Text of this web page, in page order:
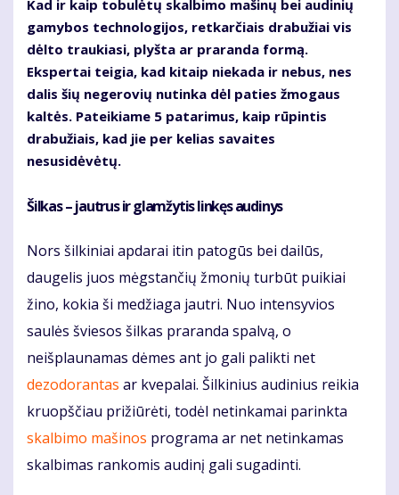
Kad ir kaip tobulėtų skalbimo mašinų bei audinių
gamybos technologijos, retkarčiais drabužiai vis
dėlto traukiasi, plyšta ar praranda formą.
Ekspertai teigia, kad kitaip niekada ir nebus, nes
dalis šių negerovių nutinka dėl paties žmogaus
kaltės. Pateikiame 5 patarimus, kaip rūpintis
drabužiais, kad jie per kelias savaites
nesusidėvėtų.
Šilkas – jautrus ir glamžytis linkęs audinys
Nors šilkiniai apdarai itin patogūs bei dailūs,
daugelis juos mėgstančių žmonių turbūt puikiai
žino, kokia ši medžiaga jautri. Nuo intensyvios
saulės šviesos šilkas praranda spalvą, o
neišplaunamas dėmes ant jo gali palikti net
dezodorantas ar kvepalai. Šilkinius audinius reikia
kruopščiau prižiūrėti, todėl netinkamai parinkta
skalbimo mašinos programa ar net netinkamas
skalbimas rankomis audinį gali sugadinti.